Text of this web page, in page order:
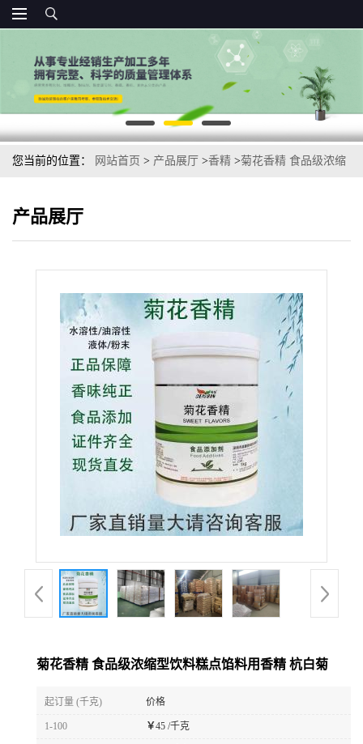
您当前的位置： 网站首页 > 产品展厅 >香精 >菊花香精 食品级浓缩
产品展厅
菊花香精 食品级浓缩型饮料糕点馅料用香精 杭白菊
起订量 (千克) 价格
1-100 ￥45 /千克